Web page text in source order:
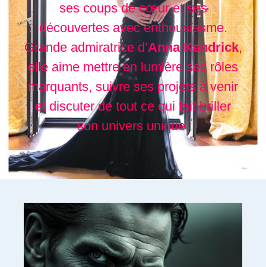
ses coups de cœur et ses
découvertes avec enthousiasme.
Grande admiratrice d’Anna Kendrick,
elle aime mettre en lumière ses rôles
marquants, suivre ses projets à venir
et discuter de tout ce qui fait briller
son univers unique.